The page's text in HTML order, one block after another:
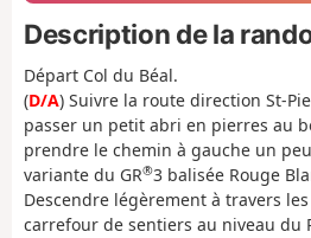
Description de la
Départ Col du Béal.
(D/A) Suivre la route direction St-
passer un petit abri en pierres au
prendre le chemin à gauche un
variante du GR®3 balisée Rouge
Descendre légèrement à travers
carrefour de sentiers au niveau du